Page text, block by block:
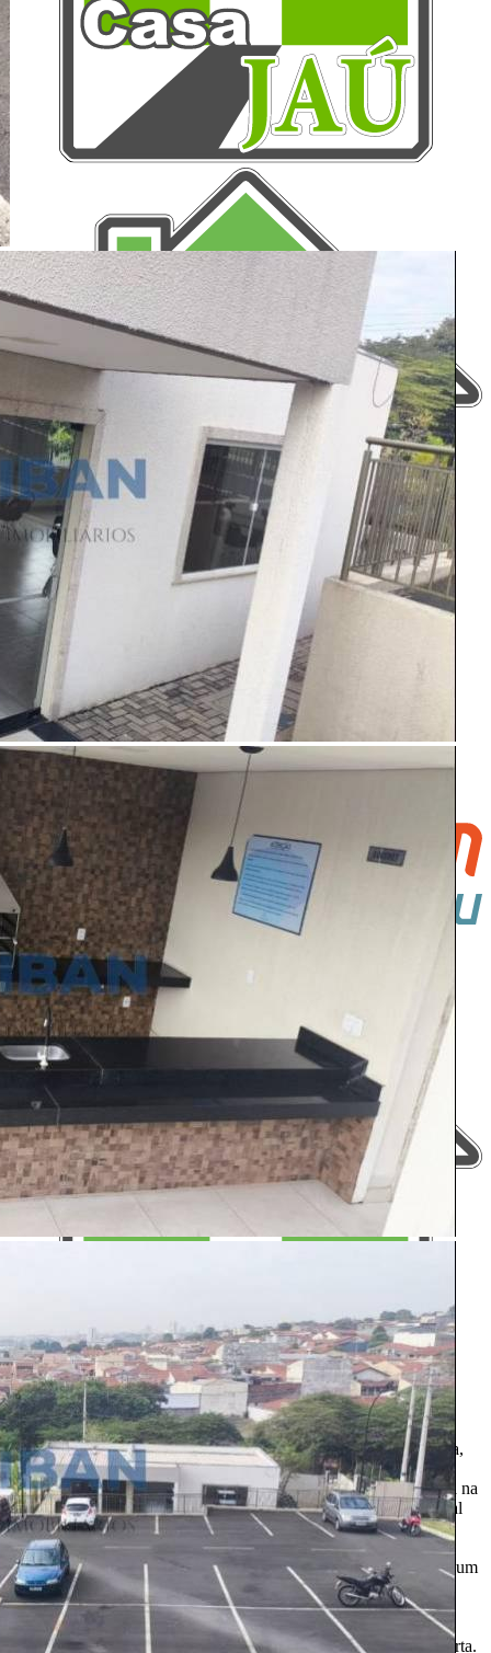
Aqui, no Portal Casa Bauru você encontra os imóveis para venda,
locação e aluguel de temporada das principais imobiliárias e
corretores em um só lugar. Precisando de um salão, chácara, casa na
praia ou sítio para eventos? Aqui você também encontra! O Portal
Casa Bauru apenas divulga as informações cadastradas pelos
usuários como um sistema de classificados. Não nos
responsabilizamos pelo conteúdo dos anúncios e não temos nenhum
envolvimento na negociação dos imóveis. SEMPRE consulte a
imobiliária ou proprietário para confirmar as informações
anunciadas. Algumas imagens podem ser meramente ilustrativas.
Itens de decoração e outros objetos podem não fazer parte da oferta.